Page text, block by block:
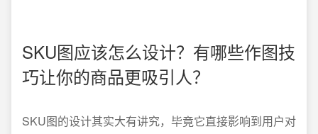
SKU图应该怎么设计？有哪些作图技
巧让你的商品更吸引人？
SKU图的设计其实大有讲究，毕竟它直接影响到用户对